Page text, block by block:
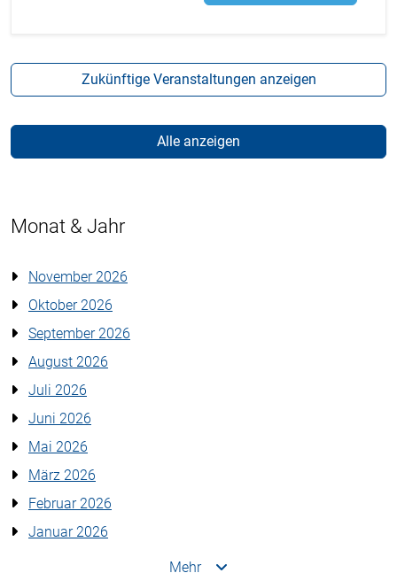
Zukünftige Veranstaltungen anzeigen
Alle anzeigen
Monat & Jahr
November 2026
Oktober 2026
September 2026
August 2026
Juli 2026
Juni 2026
Mai 2026
März 2026
Februar 2026
Januar 2026
Mehr